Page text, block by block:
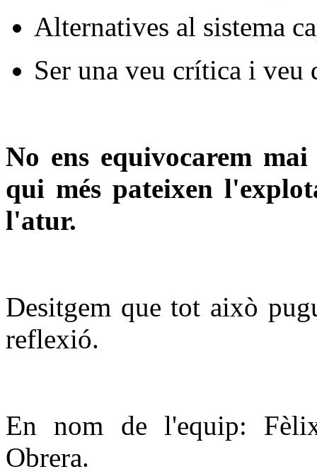
Alternatives al sistema
Ser una veu crítica i veu
No ens equivocarem
qui més pateixen
l'atur.
Desitgem que tot això
reflexió.
En nom de l'equip:
Obrera.